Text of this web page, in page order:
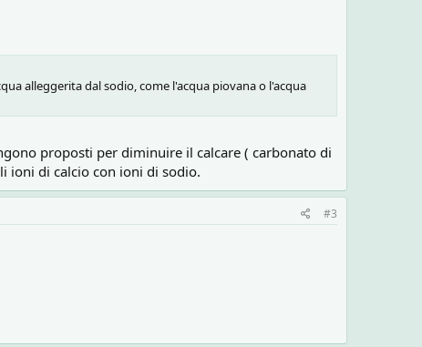
alleggerita dal sodio, come l'acqua piovana o l'acqua
proposti per diminuire il calcare ( carbonato di
ioni di calcio con ioni di sodio.
#3